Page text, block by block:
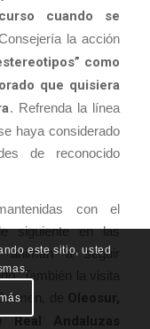
cuando se
la acción
como
que quisiera
. Refrenda la línea
haya considerado
de reconocido
con el
siguiente en las
animan a seguir
También la visita
de
Andaluzas
este sitio, usted